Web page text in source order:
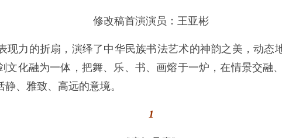
修改稿首演演员：王亚彬
现力的折扇，演绎了中华民族书法艺术的神韵之美，动态
文化融为一体，把舞、乐、书、画熔于一炉，在情景交融
、雅致、高远的意境。
1